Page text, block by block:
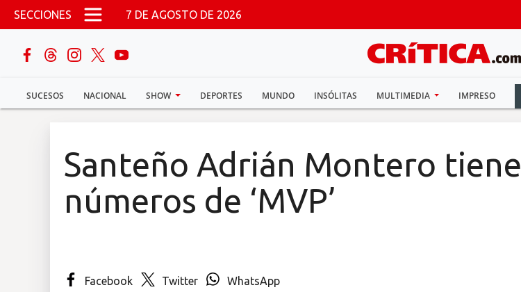
Pasar al contenido principal
SECCIONES 7 DE AGOSTO DE 2026
SUCESOS NACIONAL SHOW DEPORTES MUNDO INSÓLITAS MULTIMEDIA IMPRESO
buscar
Sucesos
Santeño Adrián Montero tiene
números de ‘MVP’
Facebook Twitter WhatsApp